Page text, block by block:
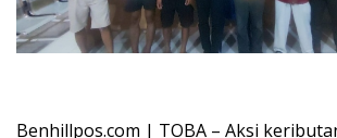
Benhillpos.com | TOBA – Aksi